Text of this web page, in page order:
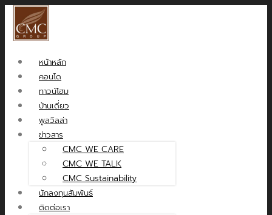
หน้าหลัก
คอนโด
ทาวน์โฮม
บ้านเดี่ยว
พูลวิลล่า
ข่าวสาร
CMC WE CARE
CMC WE TALK
CMC Sustainability
นักลงทุนสัมพันธ์
ติดต่อเรา